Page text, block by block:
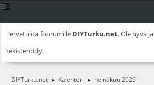
Tervetuloa foorumille DIYTurku.net. Ole hyvä ja
rekisteröidy.
DIYTurku.net ► Kalenteri ► heinäkuu 2026